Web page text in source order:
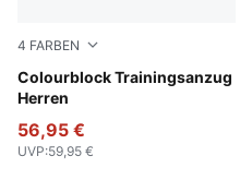
4 FARBEN
Colourblock Trainingsanzug
Herren
Emerald Ice
56,95 €
UVP:59,95 €